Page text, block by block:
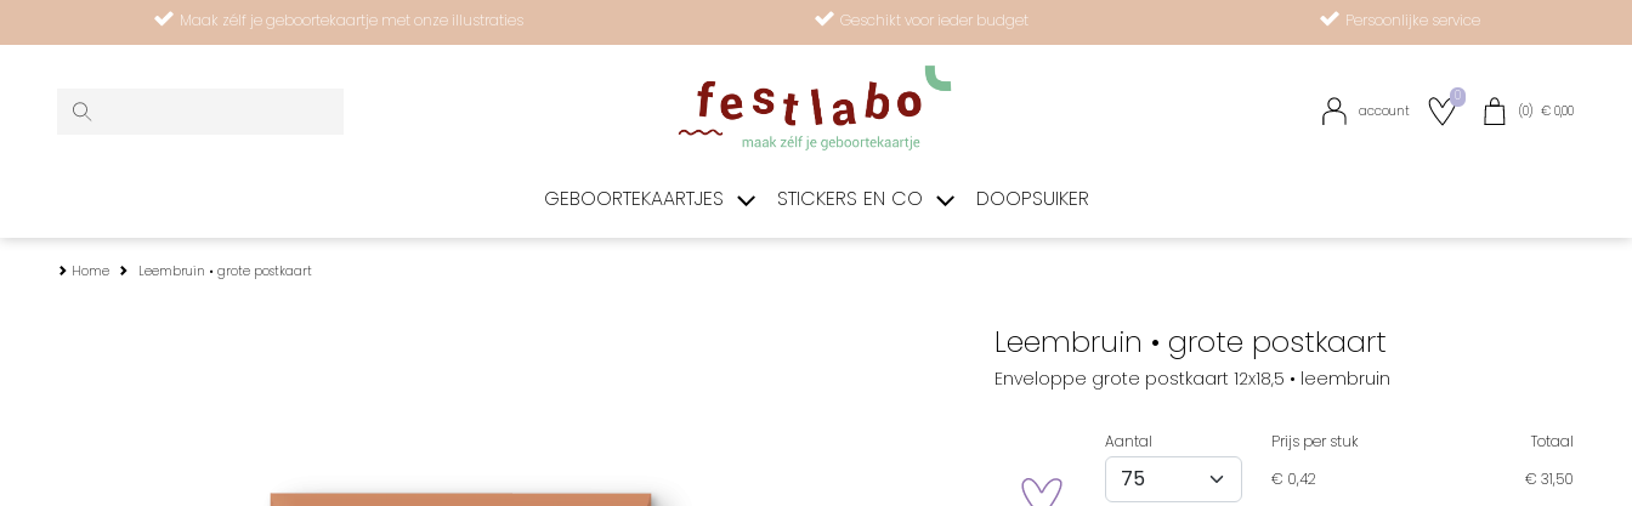
Maak zélf je geboortekaartje met onze illustraties Geschikt voor ieder budget Persoonlijke service
account
0
(0) € 0,00
GEBOORTEKAARTJES STICKERS EN CO DOOPSUIKER
Home Leembruin • grote postkaart
Leembruin • grote postkaart
Enveloppe grote postkaart 12x18,5 • leembruin
zet op verlanglijstje
Aantal Prijs per stuk
Totaal
€ 0,42 € 31,50